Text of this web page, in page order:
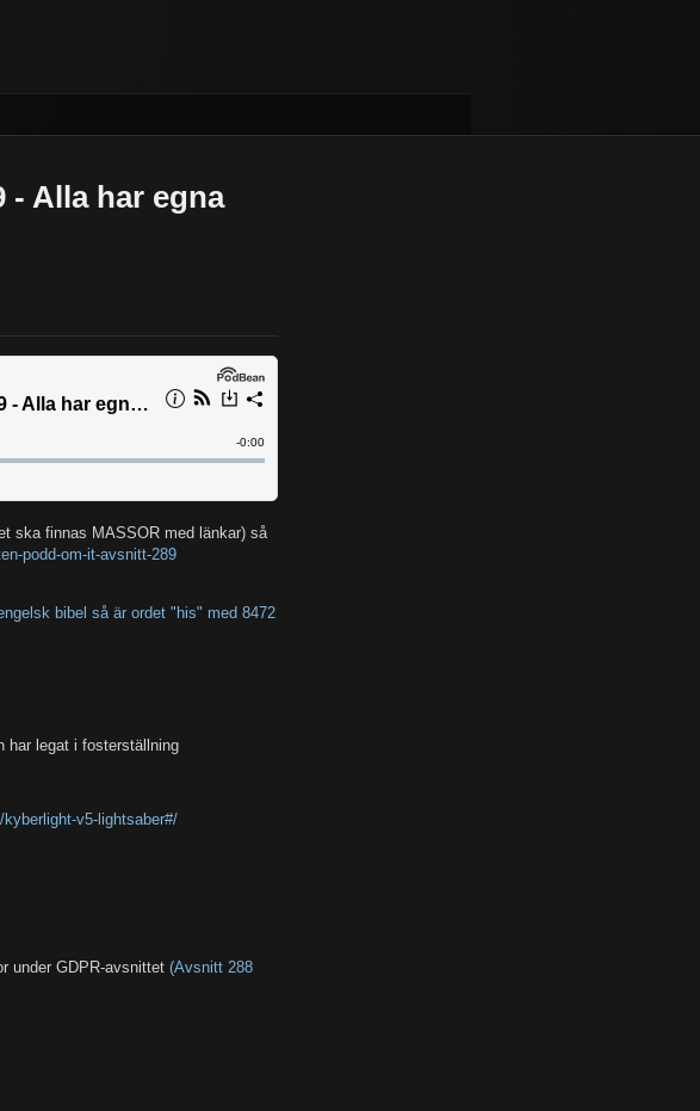
- Alla har egna
ska finnas MASSOR med länkar) så
podd-om-it-avsnitt-289
bibel så är ordet "his" med 8472
har legat i fosterställning
v5-lightsaber#/
under GDPR-avsnittet (Avsnitt 288